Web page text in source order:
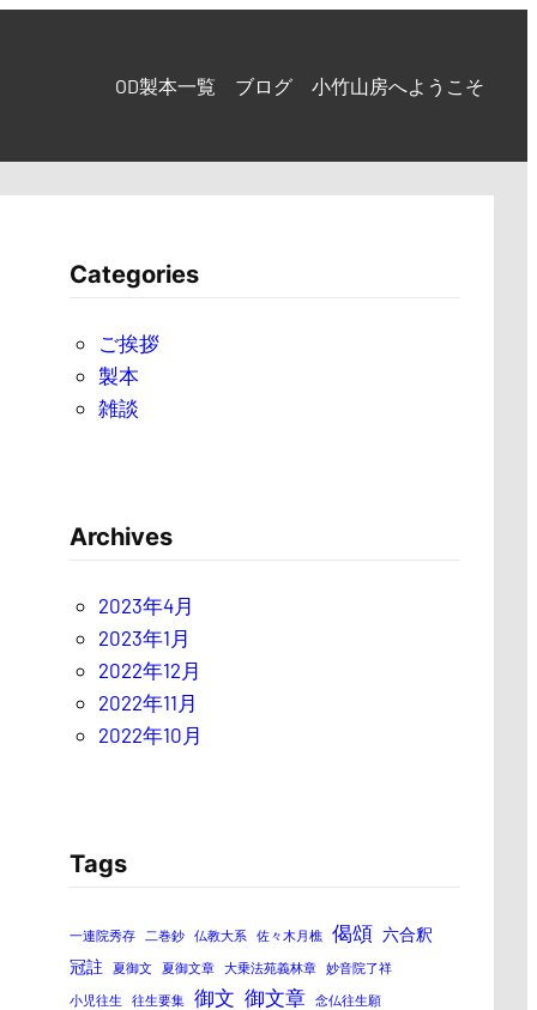
OD製本一覧 ブログ 小竹山房へようこそ
Categories
ご挨拶
製本
雑談
Archives
2023年4月
2023年1月
2022年12月
2022年11月
2022年10月
Tags
一連院秀存 二巻鈔 仏教大系 佐々木月樵 偈頌 六合釈
冠註
夏御文 夏御文章 大乗法苑義林章 妙音院了祥
小児往生 往生要集 御文 御文章 念仏往生願